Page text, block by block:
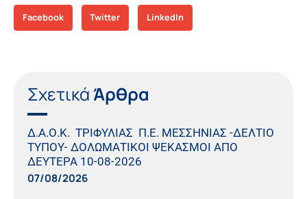
Facebook Twitter LinkedIn
Σχετικά Άρθρα
Δ.Α.Ο.Κ. ΤΡΙΦΥΛΙΑΣ Π.Ε. ΜΕΣΣΗΝΙΑΣ -ΔΕΛΤΙΟ
ΤΥΠΟΥ- ΔΟΛΩΜΑΤΙΚΟΙ ΨΕΚΑΣΜΟΙ ΑΠΟ
ΔΕΥΤΕΡΑ 10-08-2026
07/08/2026